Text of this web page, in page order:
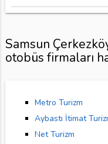
Samsun
otobüs firmaları
Metro Turizm
Aybastı İtimat
Net Turizm